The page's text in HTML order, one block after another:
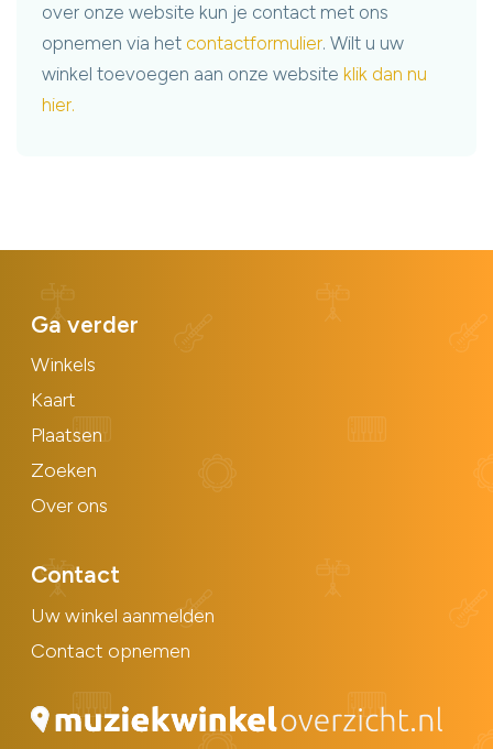
over onze website kun je contact met ons
opnemen via het contactformulier. Wilt u uw
winkel toevoegen aan onze website klik dan nu
hier.
Ga verder
Winkels
Kaart
Plaatsen
Zoeken
Over ons
Contact
Uw winkel aanmelden
Contact opnemen